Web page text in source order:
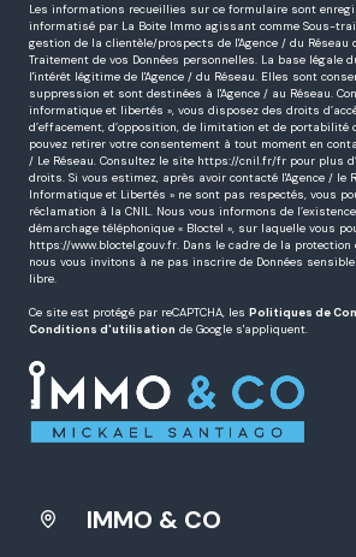
Les informations recueillies sur ce formulaire sont
informatisé par La Boite Immo agissant comme Sous-
gestion de la clientèle/prospects de l'Agence / du Réseau
Traitement de vos Données personnelles. La base légale
l'intérêt légitime de l'Agence / du Réseau. Elles sont
suppression et sont destinées à l'Agence / au Réseau.
informatique et libertés », vous disposez des droits
d’effacement, d’opposition, de limitation et de portabilité
pouvez retirer votre consentement à tout moment en
/ Le Réseau. Consultez le site https://cnil.fr/fr pour plus
droits. Si vous estimez, après avoir contacté l'Agence / le
Informatique et Libertés » ne sont pas respectés, vous
réclamation à la CNIL. Nous vous informons de
démarchage téléphonique « Bloctel », sur laquelle vous
https://www.bloctel.gouv.fr. Dans le cadre de la protection
nous vous invitons à ne pas inscrire de Données
libre.
Ce site est protégé par reCAPTCHA, les Politiques de
Conditions d'utilisation de Google s'appliquent.
IMMO & CO